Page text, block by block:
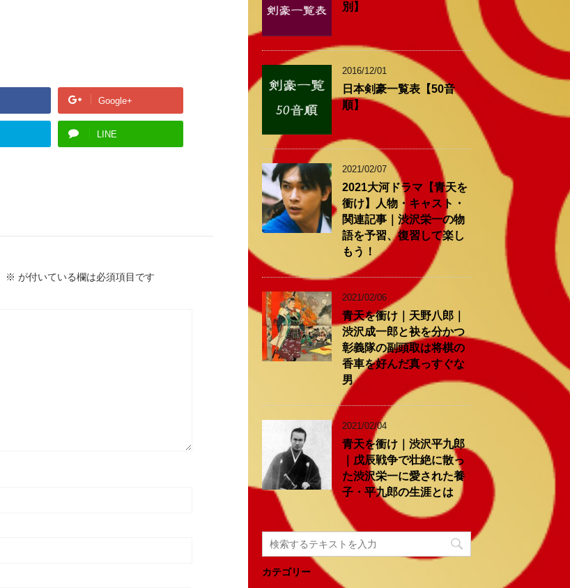
Google+
LINE
※ が付いている欄は必須項目です
別】
2016/12/01
日本剣豪一覧表【50音
順】
2021/02/07
2021大河ドラマ【青天を
衝け】人物・キャスト・
関連記事｜渋沢栄一の物
語を予習、復習して楽し
もう！
2021/02/06
青天を衝け｜天野八郎｜
渋沢成一郎と袂を分かつ
彰義隊の副頭取は将棋の
香車を好んだ真っすぐな
男
2021/02/04
青天を衝け｜渋沢平九郎
｜戊辰戦争で壮絶に散っ
た渋沢栄一に愛された養
子・平九郎の生涯とは
カテゴリー